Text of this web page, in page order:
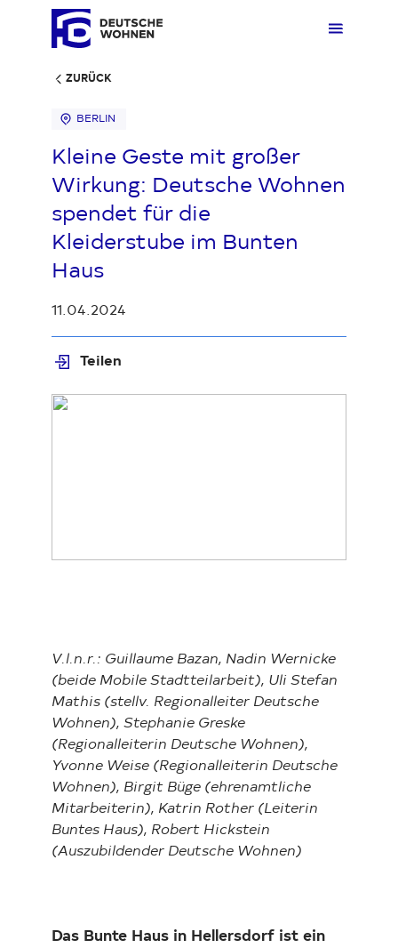
Mieten
Kaufen
ZURÜCK
BERLIN
Kleine Geste mit großer
Wirkung: Deutsche Wohnen
spendet für die
Kleiderstube im Bunten
Haus
11.04.2024
Teilen
Loading...
V.l.n.r.: Guillaume Bazan, Nadin Wernicke
(beide Mobile Stadtteilarbeit), Uli Stefan
Mathis (stellv. Regionalleiter Deutsche
Wohnen), Stephanie Greske
(Regionalleiterin Deutsche Wohnen),
Yvonne Weise (Regionalleiterin Deutsche
Wohnen), Birgit Büge (ehrenamtliche
Mitarbeiterin), Katrin Rother (Leiterin
Buntes Haus), Robert Hickstein
(Auszubildender Deutsche Wohnen)
Das Bunte Haus in Hellersdorf ist ein